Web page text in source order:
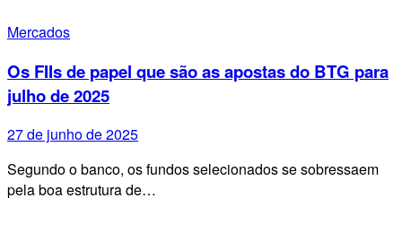
Mercados
Os FIIs de papel que são as apostas do BTG para
julho de 2025
27 de junho de 2025
Segundo o banco, os fundos selecionados se sobressaem
pela boa estrutura de…